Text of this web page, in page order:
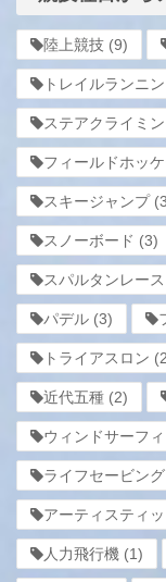
陸上競技 (9)
トレイルランニ
ステアクライミ
フィールドホッ
スキージャンプ
スノーボード (3)
スパルタンレース
パデル (3)
トライアスロン
近代五種 (2)
ウィンドサーフ
ライフセービング
アーティスティ
人力飛行機 (1)